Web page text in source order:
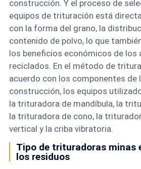
construcción. Y el proceso de
equipos de trituración está
con la forma del grano, la
contenido de polvo, lo que
los beneficios económicos de los
reciclados. En el método de
acuerdo con los componentes de
construcción, los equipos
la trituradora de mandíbula, la
la trituradora de cono, la
vertical y la criba vibratoria.
Tipo de trituradoras minas
los residuos